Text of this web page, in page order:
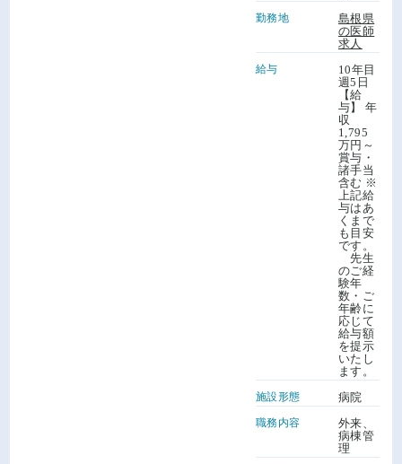
勤務地
島根県
の医師
求人
給与
10年目
週5日
【給
与】 年
収
1,795
万円～
賞与・
諸手当
含む ※
上記給
与はあ
くまで
も目安
です。
先生
のご経
験年
数・ご
年齢に
応じて
給与額
を提示
いたし
ます。
施設形態 病院
職務内容
外来、
病棟管
理